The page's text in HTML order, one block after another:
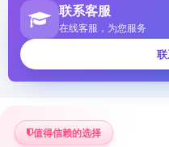
联系客服
在线客服，为您服务
值得信赖的选择